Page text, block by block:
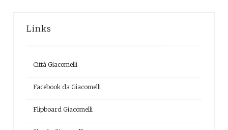
Links
Città Giacomelli
Facebook da Giacomelli
Flipboard Giacomelli